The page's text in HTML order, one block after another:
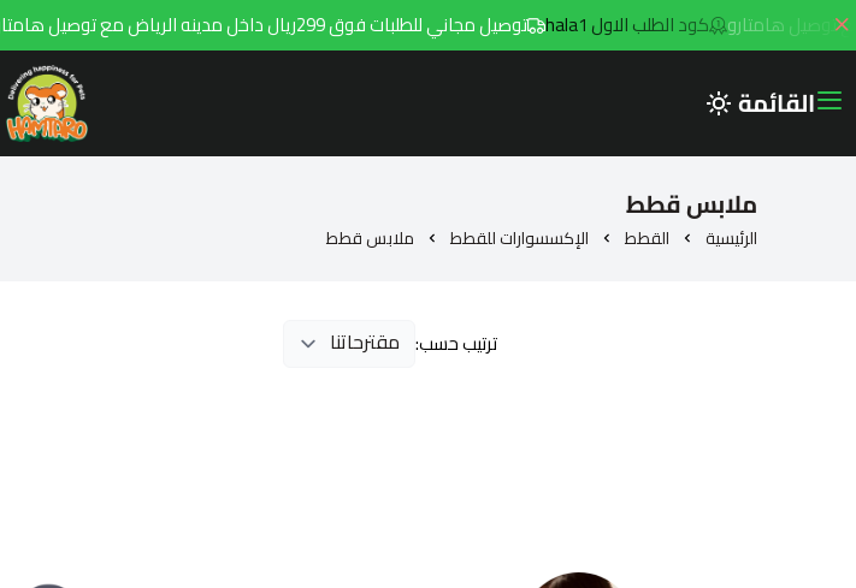
كود الطلب الاول hala1 توصيل مجاني للطلبات فوق 299ريال داخل مدينه الرياض مع توصيل هامتارو
القائمة Hamtaro
ملابس قطط
الرئيسية القطط الإكسسوارات للقطط ملابس قطط
ترتيب حسب: